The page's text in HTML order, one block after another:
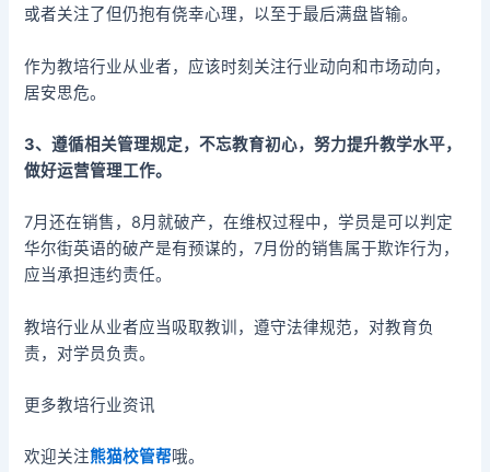
或者关注了但仍抱有侥幸心理，以至于最后满盘皆输。
作为教培行业从业者，应该时刻关注行业动向和市场动向，
居安思危。
3、遵循相关管理规定，不忘教育初心，努力提升教学水平，
做好运营管理工作。
7月还在销售，8月就破产，在维权过程中，学员是可以判定
华尔街英语的破产是有预谋的，7月份的销售属于欺诈行为，
应当承担违约责任。
教培行业从业者应当吸取教训，遵守法律规范，对教育负
责，对学员负责。
更多教培行业资讯
欢迎关注熊猫校管帮哦。